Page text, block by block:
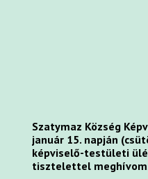
Szatymaz Község
január 15. napján
képviselő-testületi
tisztelettel